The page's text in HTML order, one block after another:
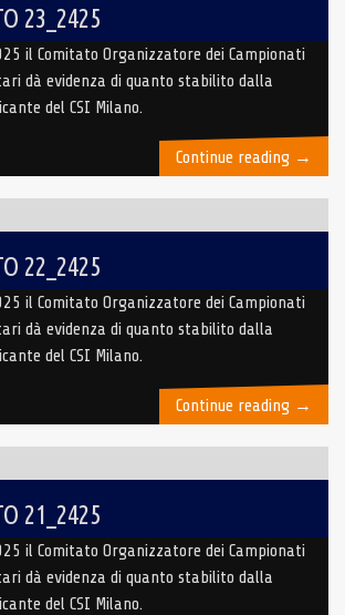
23_2425
il Comitato Organizzatore dei Campionati
dà evidenza di quanto stabilito dalla
del CSI Milano.
Continue reading →
22_2425
il Comitato Organizzatore dei Campionati
dà evidenza di quanto stabilito dalla
del CSI Milano.
Continue reading →
21_2425
il Comitato Organizzatore dei Campionati
dà evidenza di quanto stabilito dalla
del CSI Milano.